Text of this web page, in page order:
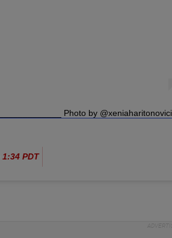
Photo by @xeniaharitonovici
PDT